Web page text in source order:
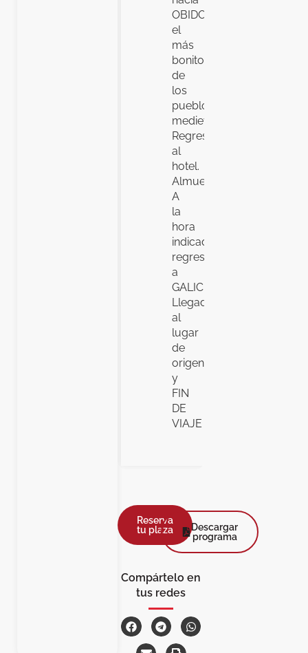
OBIDOS,
el
más
bonito
de
los
pueblos
medievales.
Regreso
al
hotel.
Almuerzo.
A
la
hora
indicada,
regreso
a
GALICIA.
Llegada
al
lugar
de
origen
y
FIN
DE
VIAJE
Reserva
tu plaza
Descargar
programa
Compártelo en
tus redes